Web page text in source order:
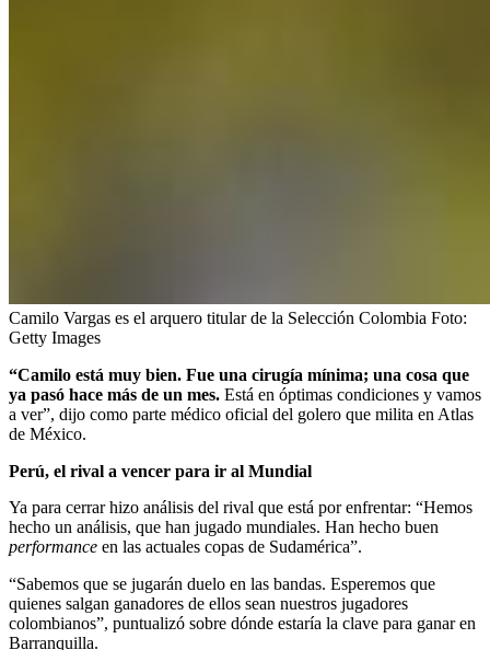
Camilo Vargas es el arquero titular de la Selección Colombia Foto:
Getty Images
“Camilo está muy bien. Fue una cirugía mínima; una cosa que
ya pasó hace más de un mes. Está en óptimas condiciones y vamos
a ver”, dijo como parte médico oficial del golero que milita en Atlas
de México.
Perú, el rival a vencer para ir al Mundial
Ya para cerrar hizo análisis del rival que está por enfrentar: “Hemos
hecho un análisis, que han jugado mundiales. Han hecho buen
performance en las actuales copas de Sudamérica”.
“Sabemos que se jugarán duelo en las bandas. Esperemos que
quienes salgan ganadores de ellos sean nuestros jugadores
colombianos”, puntualizó sobre dónde estaría la clave para ganar en
Barranquilla.